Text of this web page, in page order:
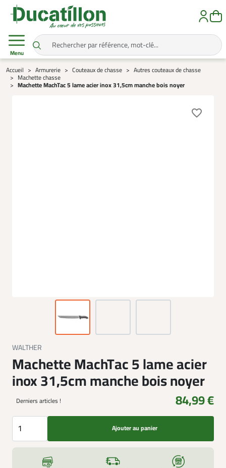
Menu
Accueil Armurerie Couteaux de chasse
Autres couteaux de chasse
Machette chasse
Machette MachTac 5 lame acier inox 31,5cm manche bois noyer
favorite_border
WALTHER
Machette MachTac 5 lame acier
inox 31,5cm manche bois noyer
Derniers articles ! 84,99 €
Ajouter au panier